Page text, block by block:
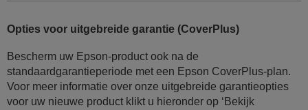
Opties voor uitgebreide garantie (CoverPlus)
Bescherm uw Epson-product ook na de
standaardgarantieperiode met een Epson CoverPlus-plan.
Voor meer informatie over onze uitgebreide garantieopties
voor uw nieuwe product klikt u hieronder op ‘Bekijk